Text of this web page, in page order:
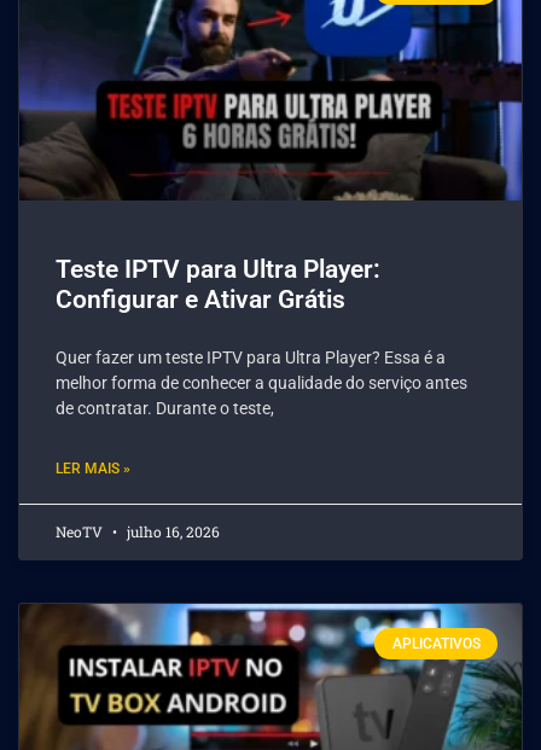
Teste IPTV para Ultra Player:
Configurar e Ativar Grátis
Quer fazer um teste IPTV para Ultra Player? Essa é a
melhor forma de conhecer a qualidade do serviço antes
de contratar. Durante o teste,
LER MAIS »
NeoTV julho 16, 2026
APLICATIVOS